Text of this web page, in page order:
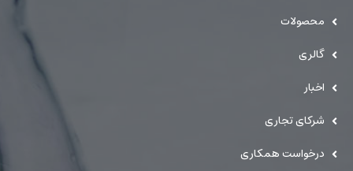
محصولات
گالری
اخبار
شرکای تجاری
درخواست همکاری